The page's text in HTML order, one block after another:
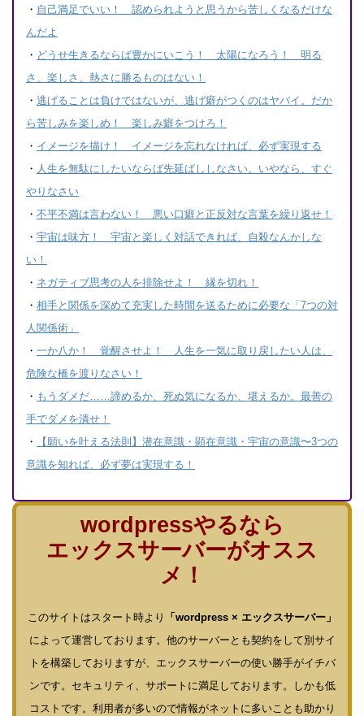
・ 自己満足でいい！ 認められようと思うから苦しくなるだけな
んだよ
・ どうせ生きるならば豊かにいこう！ 太陽になろう！ 明る
さ、楽しさ、熱さに勝るものはない！
・ 逃げることは負けではないが、逃げ癖がつくのはヤバイ。だか
ら苦しみを楽しめ！ 楽しみ癖をつけろ！
・ イメージを描け！ イメージを忘れなければ、必ず実現する
・ 人生を無駄にしたいならば先延ばししなさい。いやなら、すぐ
やりなさい
・ 不平不満は言わない！ 悪い口癖と正反対な言葉を繰り返せ！
・ 宇宙は味方！ 宇宙と楽しく対話できれば、自殺なんかしな
い！
・ ネガティブ思考の人を排除せよ！ 縁を切れ！
・ 相手と関係を深めて充実した時間を送るために必要な「7つの対
人関係術」
・ 一か八か！ 覚醒させよ！ 人生を一気に取り戻したい人は、
危険な橋を渡りなさい！
・ もうダメだ……諦めるか、死ぬ気になるか、堪えるか。最善の
手でダメを潰せ！
・
【願いを叶える法則】潜在意識・顕在意識・宇宙の意識〜3つの
意識を知れば、必ず夢は実現する！
wordpressやるなら
エックスサーバーがオスス
メ！
このサイトはスタート時より
「wordpress × エックスサーバー」
によって運営しております。他のサーバーとも契約をして別サイ
トを構築しておりますが、エックスサーバーの使い勝手がイチバ
ンです。セキュリティ、サポートに満足しております。しかも低
コストです。利用者が多いので情報がネットに多いことも助かり